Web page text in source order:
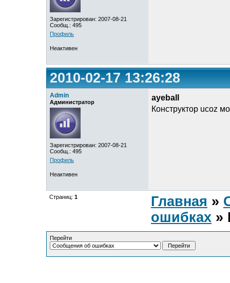
Зарегистрирован: 2007-08-21
Сообщ.: 495
Профиль
Неактивен
2010-02-17 13:26:28
Admin
Администратор
Зарегистрирован: 2007-08-21
Сообщ.: 495
Профиль
ayeball
Конструктор ucoz
Неактивен
Страниц: 1 Главная »
ошибках »
Перейти